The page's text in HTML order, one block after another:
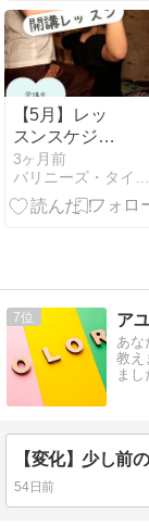
キング
【5月】レッ
スンスケジュ
ール＆レッス
ンモデル募集
3ヶ月前
バリニーズ・タイ古式スクール/日本BTHセラピスト協会
7 ア
あな
教え
まし
54日前